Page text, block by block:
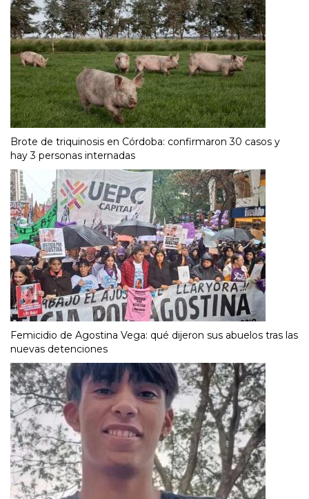
Brote de triquinosis en Córdoba: confirmaron 30 casos y
hay 3 personas internadas
Femicidio de Agostina Vega: qué dijeron sus abuelos tras las
nuevas detenciones